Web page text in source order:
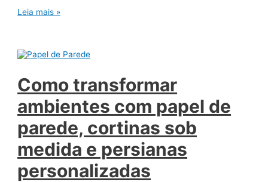
Tendências
parede
para
sua
casa
mais
elegante
e
acolhedora
Leia mais »
Como transformar
ambientes com papel de
parede, cortinas sob
medida e persianas
personalizadas